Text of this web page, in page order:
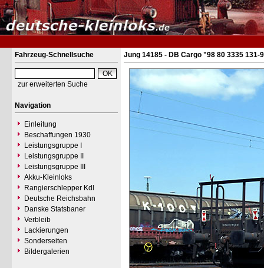
Fahrzeug-Schnellsuche
zur erweiterten Suche
Navigation
Einleitung
Beschaffungen 1930
Leistungsgruppe I
Leistungsgruppe II
Leistungsgruppe III
Akku-Kleinloks
Rangierschlepper Kdl
Deutsche Reichsbahn
Danske Statsbaner
Verbleib
Lackierungen
Sonderseiten
Bildergalerien
Jung 14185 - DB Cargo "98 80 3335 131-